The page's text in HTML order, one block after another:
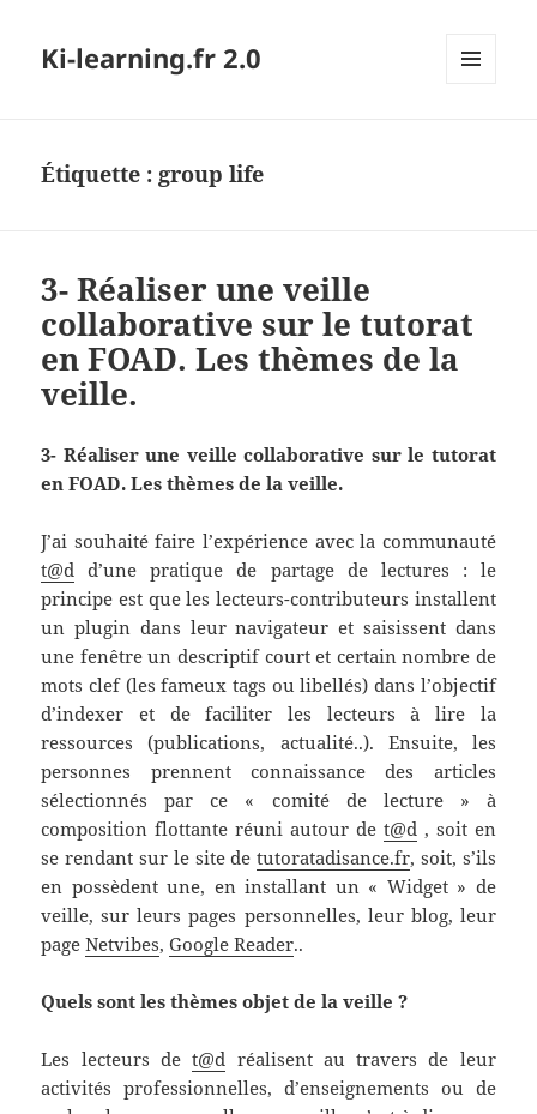
Ki-learning.fr 2.0
Étiquette : group life
3- Réaliser une veille
collaborative sur le tutorat
en FOAD. Les thèmes de la
veille.
3- Réaliser une veille collaborative sur le tutorat
en FOAD. Les thèmes de la veille.
J’ai souhaité faire l’expérience avec la communauté
t@d d’une pratique de partage de lectures : le
principe est que les lecteurs-contributeurs installent
un plugin dans leur navigateur et saisissent dans
une fenêtre un descriptif court et certain nombre de
mots clef (les fameux tags ou libellés) dans l’objectif
d’indexer et de faciliter les lecteurs à lire la
ressources (publications, actualité..). Ensuite, les
personnes prennent connaissance des articles
sélectionnés par ce « comité de lecture » à
composition flottante réuni autour de t@d, soit en
se rendant sur le site detutoratadisance.fr, soit, s’ils
en possèdent une, en installant un « Widget » de
veille, sur leurs pages personnelles, leur blog, leur
pageNetvibes,Google Reader..
Quels sont les thèmes objet de la veille ?
Les lecteurs det@d réalisent au travers de leur
activités professionnelles, d’enseignements ou de